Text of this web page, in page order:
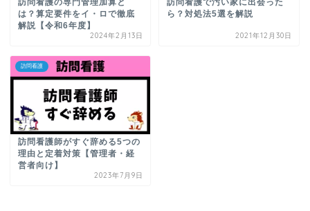
は？算定要件をイ・ロで徹底
解説【令和6年度】
2024年2月13日
ら？対処法5選を解説
2021年12月30日
訪問看護
訪問看護師がすぐ辞める5つの
理由と定着対策【管理者・経
営者向け】
2023年7月9日